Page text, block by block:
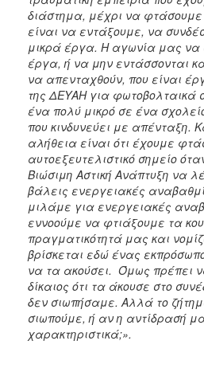
διάστημα, μέχρι να φτάσουμε
είναι να εντάξουμε, να
μικρά έργα. Η αγωνία μας να
έργα, ή να μην εντάσσονται
να απενταχθούν, που είναι
της ΔΕΥΑΗ για φωτοβολταικά
ένα πολύ μικρό σε ένα
που κινδυνεύει με απένταξη.
αλήθεια είναι ότι έχουμε
αυτοεξευτελιστικό σημείο
Βιώσιμη Αστική Ανάπτυξη να
βάλεις ενεργειακές
μιλάμε για ενεργειακές
εννοούμε να φτιάξουμε τα
πραγματικότητά μας και
βρίσκεται εδώ ένας
να τα ακούσει. Όμως πρέπει
δίκαιος ότι τα άκουσε στο
δεν σιωπήσαμε. Αλλά το
σιωπούμε, ή αν η αντίδρασή
χαρακτηριστικά;».